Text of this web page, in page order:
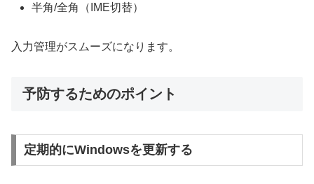
半角/全角（IME切替）
入力管理がスムーズになります。
予防するためのポイント
定期的にWindowsを更新する